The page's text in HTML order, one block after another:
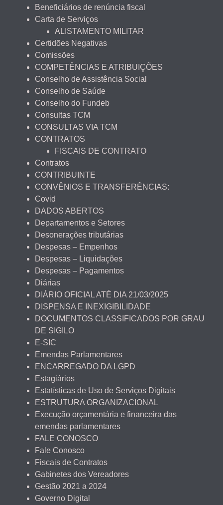
Beneficiários de renúncia fiscal
Carta de Serviços
ALISTAMENTO MILITAR
Certidões Negativas
Comissões
COMPETÊNCIAS E ATRIBUIÇÕES
Conselho de Assistência Social
Conselho de Saúde
Conselho do Fundeb
Consultas TCM
CONSULTAS VIA TCM
CONTRATOS
FISCAIS DE CONTRATO
Contratos
CONTRIBUINTE
CONVÊNIOS E TRANSFERÊNCIAS:
Covid
DADOS ABERTOS
Departamentos e Setores
Desonerações tributárias
Despesas – Empenhos
Despesas – Liquidações
Despesas – Pagamentos
Diárias
DIÁRIO OFICIAL ATÉ DIA 21/03/2025
DISPENSA E INEXIGIBILIDADE
DOCUMENTOS CLASSIFICADOS POR GRAU
DE SIGILO
E-SIC
Emendas Parlamentares
ENCARREGADO DA LGPD
Estagiários
Estatísticas de Uso de Serviços Digitais
ESTRUTURA ORGANIZACIONAL
Execução orçamentária e financeira das
emendas parlamentares
FALE CONOSCO
Fale Conosco
Fiscais de Contratos
Gabinetes dos Vereadores
Gestão 2021 a 2024
Governo Digital